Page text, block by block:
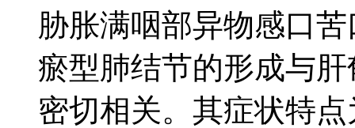
胁胀满咽部异物感口
瘀型肺结节的形成与
密切相关。其症状特点